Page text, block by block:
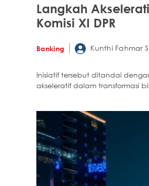
Langkah
Komisi XI DPR
Banking Kunthi Fahmar
Inisiatif tersebut ditandai
akseleratif dalam transformasi